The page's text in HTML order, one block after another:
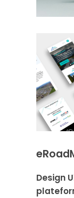
Design